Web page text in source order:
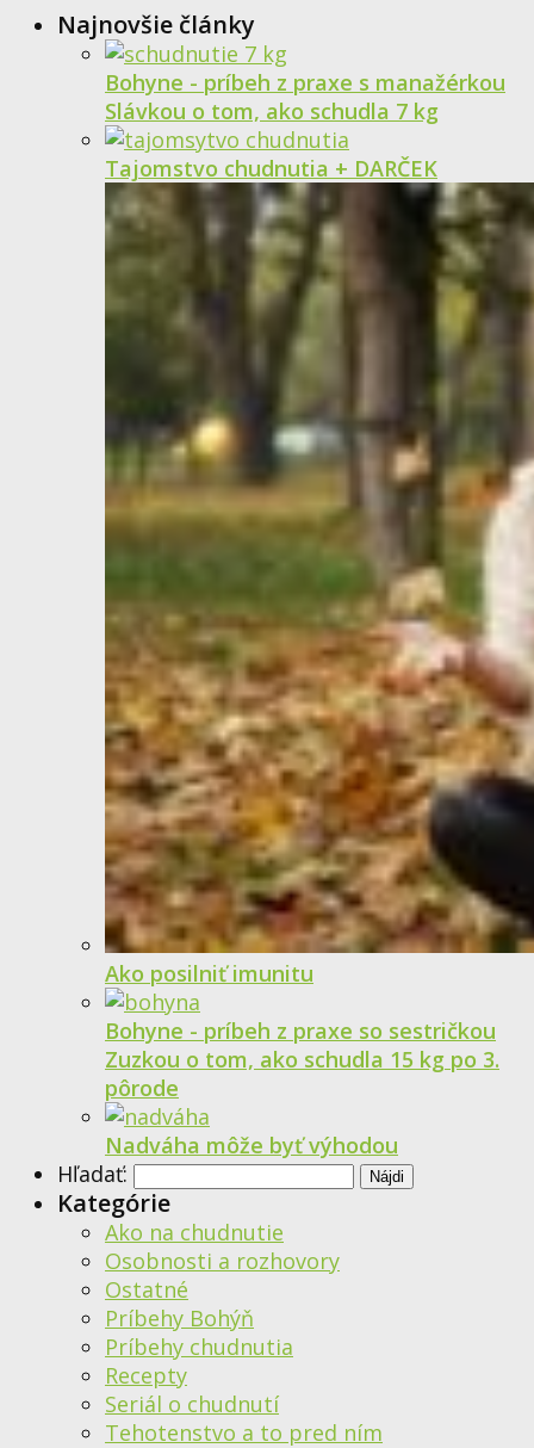
Najnovšie články
Bohyne - príbeh z praxe s manažérkou
Slávkou o tom, ako schudla 7 kg
Tajomstvo chudnutia + DARČEK
Ako posilniť imunitu
Bohyne - príbeh z praxe so sestričkou
Zuzkou o tom, ako schudla 15 kg po 3.
pôrode
Nadváha môže byť výhodou
Hľadať:
Kategórie
Ako na chudnutie
Osobnosti a rozhovory
Ostatné
Príbehy Bohýň
Príbehy chudnutia
Recepty
Seriál o chudnutí
Tehotenstvo a to pred ním